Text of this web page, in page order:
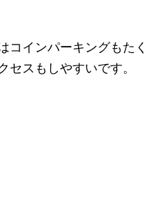
コインパーキングもたく
セスもしやすいです。